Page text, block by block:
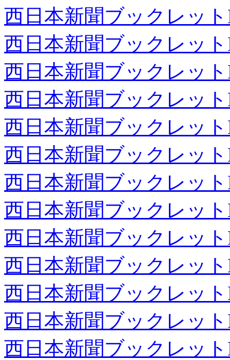
西日本新聞ブックレッ
西日本新聞ブックレッ
西日本新聞ブックレッ
西日本新聞ブックレッ
西日本新聞ブックレッ
西日本新聞ブックレッ
西日本新聞ブックレッ
西日本新聞ブックレッ
西日本新聞ブックレッ
西日本新聞ブックレッ
西日本新聞ブックレッ
西日本新聞ブックレッ
西日本新聞ブックレッ